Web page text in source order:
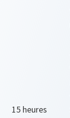
15 heures